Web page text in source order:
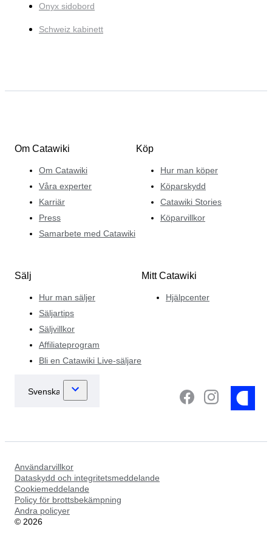
Onyx sidobord
Schweiz kabinett
Om Catawiki
Om Catawiki
Våra experter
Karriär
Press
Samarbete med Catawiki
Köp
Hur man köper
Köparskydd
Catawiki Stories
Köparvillkor
Sälj
Hur man säljer
Säljartips
Säljvillkor
Affiliateprogram
Bli en Catawiki Live-säljare
Mitt Catawiki
Hjälpcenter
Användarvillkor
Dataskydd och integritetsmeddelande
Cookiemeddelande
Policy för brottsbekämpning
Andra policyer
© 2026